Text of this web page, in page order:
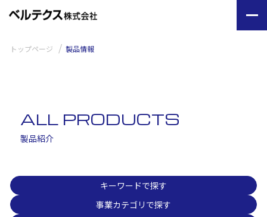
トップページ 製品情報
ALL PRODUCTS
製品紹介
キーワードで探す
事業カテゴリで探す